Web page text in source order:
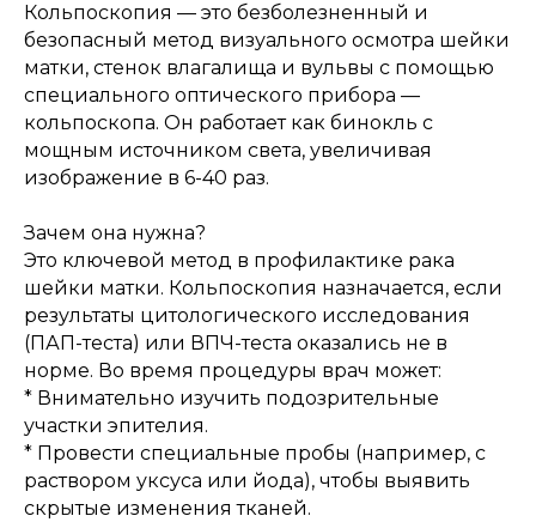
Кольпоскопия — это безболезненный и
безопасный метод визуального осмотра шейки
матки, стенок влагалища и вульвы с помощью
специального оптического прибора —
кольпоскопа. Он работает как бинокль с
мощным источником света, увеличивая
изображение в 6-40 раз.
Зачем она нужна?
Это ключевой метод в профилактике рака
шейки матки. Кольпоскопия назначается, если
результаты цитологического исследования
(ПАП-теста) или ВПЧ-теста оказались не в
норме. Во время процедуры врач может:
* Внимательно изучить подозрительные
участки эпителия.
* Провести специальные пробы (например, с
раствором уксуса или йода), чтобы выявить
скрытые изменения тканей.